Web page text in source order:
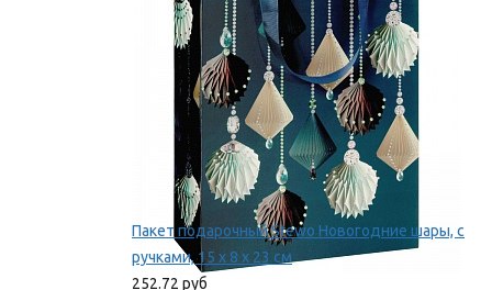
Пакет подарочный Stewo Новогодние шары, с
ручками, 15 х 8 х 23 см
252.72 руб